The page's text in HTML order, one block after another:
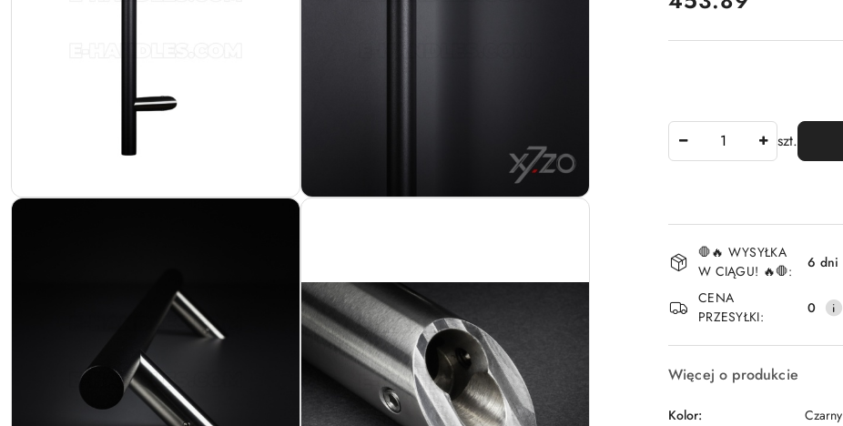
szt.
Dostępność
i
dostawa
🛑🔥 WYSYŁKA
W CIĄGU! 🔥🛑:
6 dni
CENA
PRZESYŁKI:
0
Więcej o produkcie
Kolor:
Czarny